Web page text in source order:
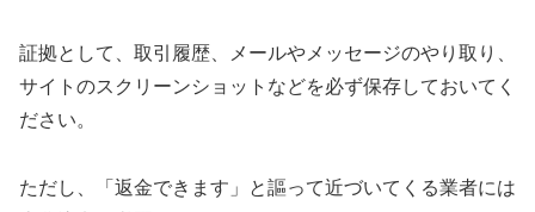
証拠として、取引履歴、メールやメッセージのやり取り、
サイトのスクリーンショットなどを必ず保存しておいてく
ださい。
ただし、「返金できます」と謳って近づいてくる業者には